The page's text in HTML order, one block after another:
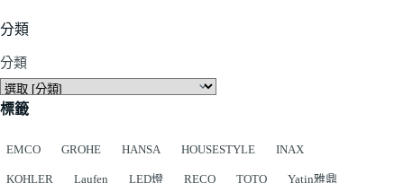
分類
分類
標籤
EMCO GROHE HANSA HOUSESTYLE INAX
KOHLER Laufen LED燈 RECO TOTO Yatin雅鼎